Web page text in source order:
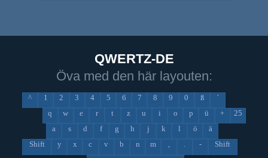
QWERTZ-DE
Öva med den här layouten:
^ 1 2 3 4 5 6 7 8 9 0 ß
´
q
w e r t z u i o p ü +
25
a
s d f g h j k l ö
ä
Shift
y x c v b n m , . - Shift